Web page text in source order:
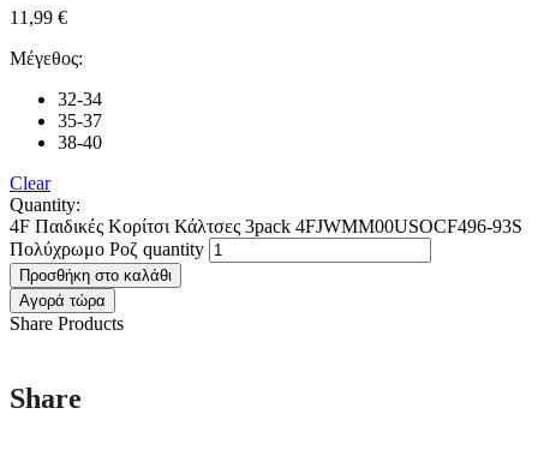
11,99 €
Μέγεθος:
32-34
35-37
38-40
Clear
Quantity:
4F Παιδικές Κορίτσι Κάλτσες 3pack 4FJWMM00USOCF496-93S
Πολύχρωμο Ροζ quantity
Προσθήκη στο καλάθι
Αγορά τώρα
Share Products
Share